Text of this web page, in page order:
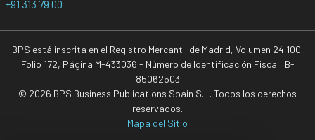
+91 313 79 00
BPS está inscrita en el Registro Mercantil de Madrid, Volumen 24.100,
Folio 172, Página M-433036 - Número de Identificación Fiscal: B-
85062503
© 2026 BPS Business Publications Spain S.L. Todos los derechos
reservados.
Mapa del Sitio